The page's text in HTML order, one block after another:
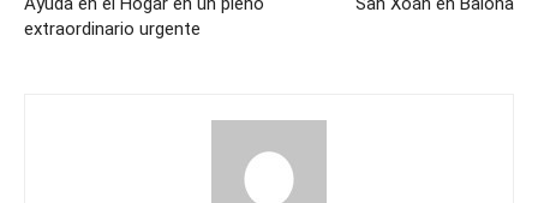
extraordinario urgente